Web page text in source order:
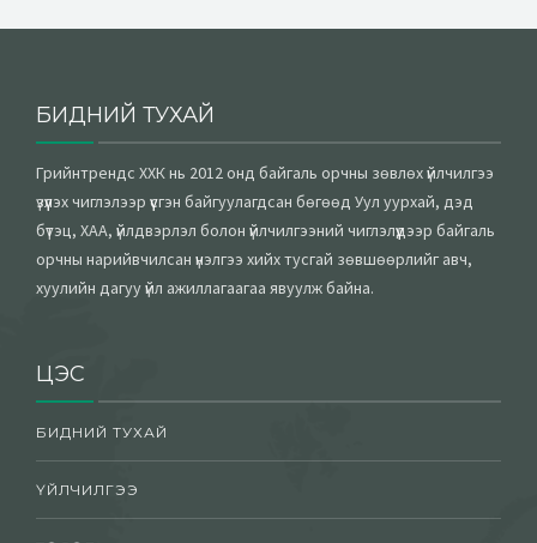
БИДНИЙ ТУХАЙ
Грийнтрендс ХХК нь 2012 онд байгаль орчны зөвлөх үйлчилгээ
үзүүлэх чиглэлээр үүсгэн байгуулагдсан бөгөөд Уул уурхай, дэд
бүтэц, ХАА, үйлдвэрлэл болон үйлчилгээний чиглэлүүдээр байгаль
орчны нарийвчилсан үнэлгээ хийх тусгай зөвшөөрлийг авч,
хуулийн дагуу үйл ажиллагаагаа явуулж байна.
ЦЭС
БИДНИЙ ТУХАЙ
ҮЙЛЧИЛГЭЭ